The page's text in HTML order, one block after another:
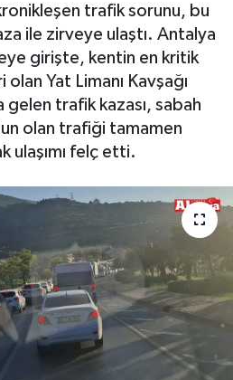
trafik sorunu, bu
ile zirveye ulaştı. Antalya
girişte, kentin en kritik
Yat Limanı Kavşağı
gelen trafik kazası, sabah
olan trafiği tamamen
ulaşımı felç etti.
Policy